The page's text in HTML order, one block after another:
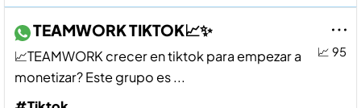
📈 95
TEAMWORK TIKTOK📈✨
📈TEAMWORK crecer en tiktok para empezar a
monetizar? Este grupo es ...